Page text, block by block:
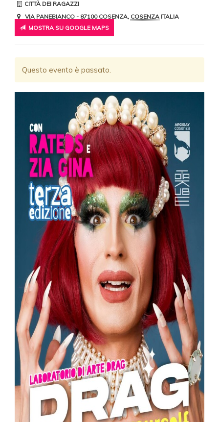
CITTÀ DEI RAGAZZI
VIA PANEBIANCO - 87100 COSENZA, COSENZA ITALIA
MOSTRA SU GOOGLE MAPS
Questo evento è passato.